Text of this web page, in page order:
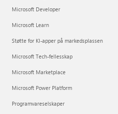
Microsoft Developer
Microsoft Learn
Støtte for KI-apper på markedsplassen
Microsoft Tech-fellesskap
Microsoft Marketplace
Microsoft Power Platform
Programvareselskaper